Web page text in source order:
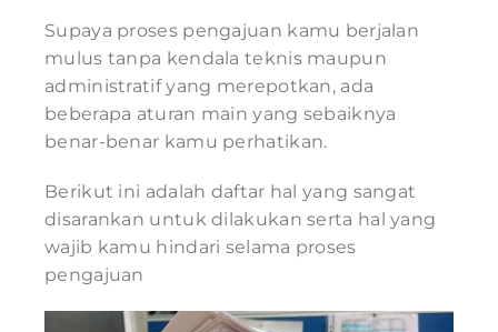
Supaya proses pengajuan kamu berjalan
mulus tanpa kendala teknis maupun
administratif yang merepotkan, ada
beberapa aturan main yang sebaiknya
benar-benar kamu perhatikan.
Berikut ini adalah daftar hal yang sangat
disarankan untuk dilakukan serta hal yang
wajib kamu hindari selama proses
pengajuan